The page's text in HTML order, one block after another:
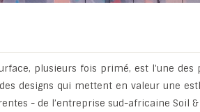
plusieurs fois primé, est l'une
designs qui mettent en valeur une
- de l’entreprise sud-africaine Soil